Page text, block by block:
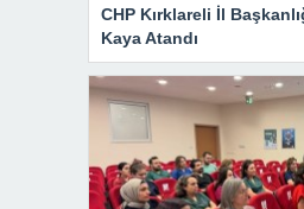
CHP Kırklareli İl
Kaya Atandı